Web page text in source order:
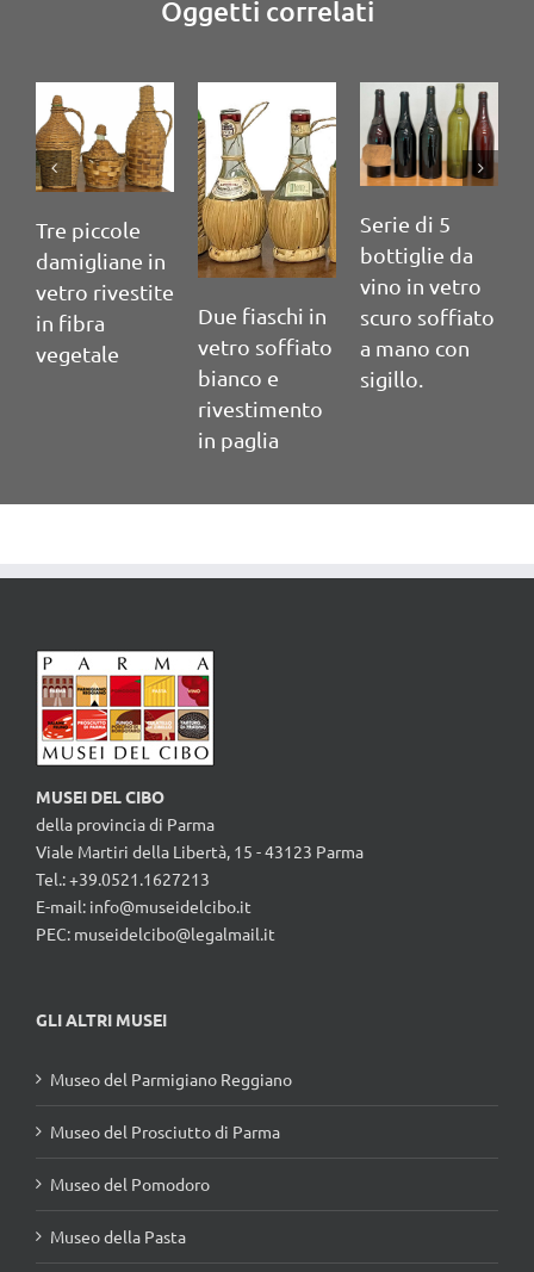
Oggetti correlati
Tre piccole
damigliane in
vetro rivestite
in fibra
vegetale
Due fiaschi in
vetro soffiato
bianco e
rivestimento
in paglia
Serie di 5
bottiglie da
vino in vetro
scuro soffiato
a mano con
sigillo.
MUSEI DEL CIBO
della provincia di Parma
Viale Martiri della Libertà, 15 - 43123 Parma
Tel.: +39.0521.1627213
E-mail: info@museidelcibo.it
PEC: museidelcibo@legalmail.it
GLI ALTRI MUSEI
Museo del Parmigiano Reggiano
Museo del Prosciutto di Parma
Museo del Pomodoro
Museo della Pasta